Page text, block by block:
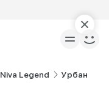
Niva Legend Урбан